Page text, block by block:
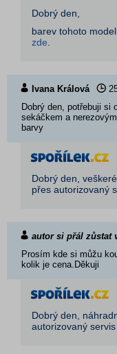
Dobrý den,
barev tohoto
zde
Ivana Králová
Dobrý den, potřebuji si
sekáčkem a
barvy
Dobrý den,
přes autorizovaný
autor si přál zůstat
Prosím kde si můžu
kolik je cena.Děkuji
Dobrý den,
autorizovaný